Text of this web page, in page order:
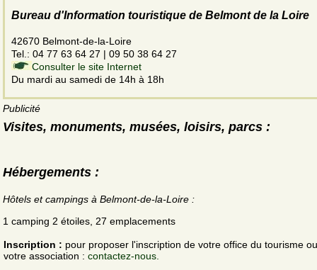
Bureau d'Information touristique de Belmont de la Loire
42670 Belmont-de-la-Loire
Tel.: 04 77 63 64 27 | 09 50 38 64 27
Consulter le site Internet
Du mardi au samedi de 14h à 18h
Publicité
Visites, monuments, musées, loisirs, parcs :
Hébergements :
Hôtels et campings à Belmont-de-la-Loire :
1 camping 2 étoiles, 27 emplacements
Inscription : pour proposer l'inscription de votre office du tourisme
votre association : contactez-nous.